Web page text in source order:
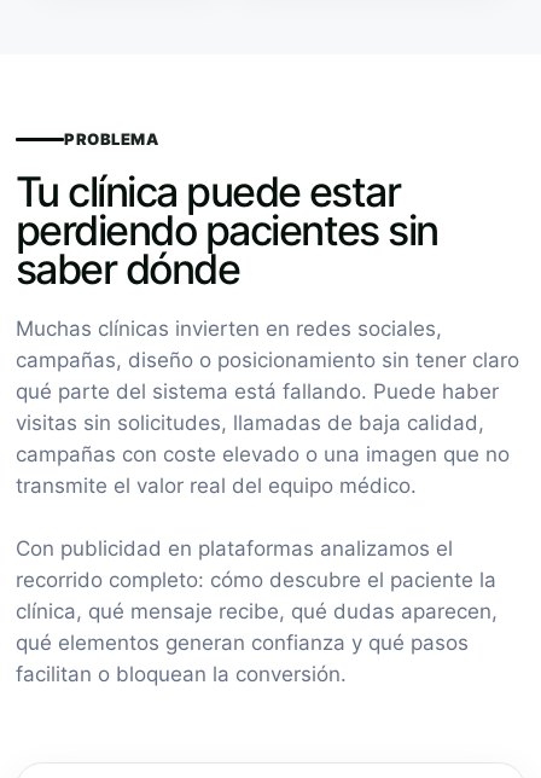
PROBLEMA
Tu clínica puede estar
perdiendo pacientes sin
saber dónde
Muchas clínicas invierten en redes sociales,
campañas, diseño o posicionamiento sin tener claro
qué parte del sistema está fallando. Puede haber
visitas sin solicitudes, llamadas de baja calidad,
campañas con coste elevado o una imagen que no
transmite el valor real del equipo médico.
Con publicidad en plataformas analizamos el
recorrido completo: cómo descubre el paciente la
clínica, qué mensaje recibe, qué dudas aparecen,
qué elementos generan confianza y qué pasos
facilitan o bloquean la conversión.